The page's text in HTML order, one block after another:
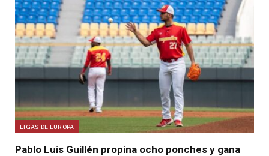
LIGAS DE EUROPA
Pablo Luis Guillén propina ocho ponches y gana